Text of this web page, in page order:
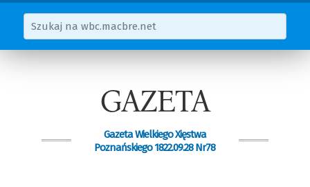
GAZETA
Gazeta Wielkiego Xięstwa
Poznańskiego 1822.09.28 Nr78